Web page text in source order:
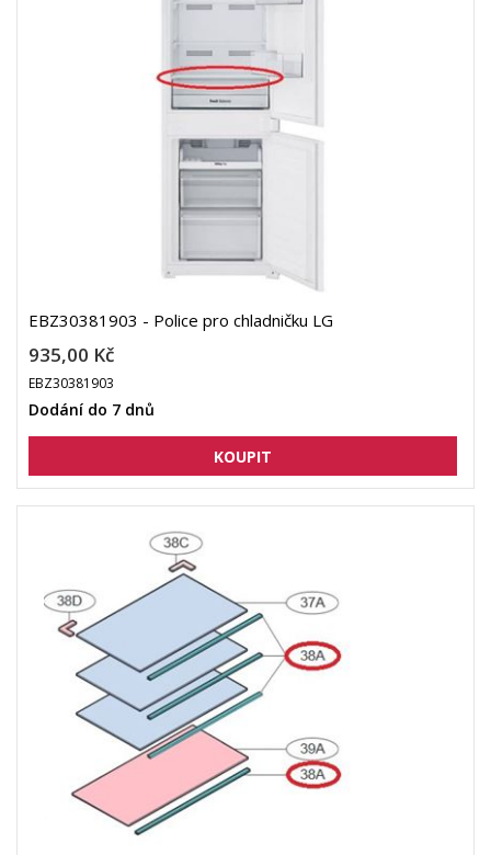
EBZ30381903 - Police pro chladničku LG
935,00 Kč
EBZ30381903
Dodání do 7 dnů